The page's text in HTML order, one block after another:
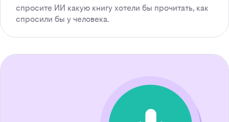
спросите ИИ какую книгу хотели бы прочитать, как
спросили бы у человека.